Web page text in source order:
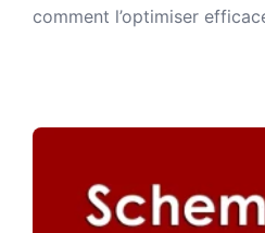
comment l’optimiser